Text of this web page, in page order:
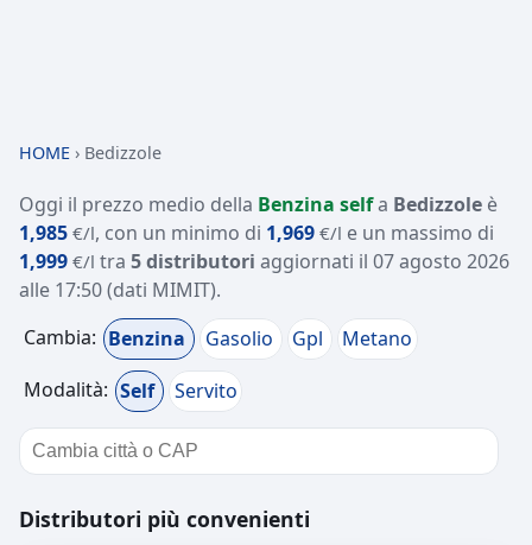
HOME › Bedizzole
Oggi il prezzo medio della Benzina selfa Bedizzole è
1,985 €/l, con un minimo di 1,969 €/l e un massimo di
1,999 €/l tra 5 distributori aggiornati il 07 agosto 2026
alle 17:50(dati MIMIT).
Cambia: Benzina Gasolio Gpl
Metano
Modalità: Self Servito
Distributori più convenienti